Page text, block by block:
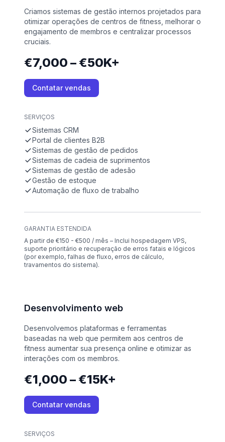
Criamos sistemas de gestão internos projetados para
otimizar operações de centros de fitness, melhorar o
engajamento de membros e centralizar processos
cruciais.
€7,000 – €50K+
Contatar vendas
SERVIÇOS
Sistemas CRM
Portal de clientes B2B
Sistemas de gestão de pedidos
Sistemas de cadeia de suprimentos
Sistemas de gestão de adesão
Gestão de estoque
Automação de fluxo de trabalho
GARANTIA ESTENDIDA
A partir de €150 - €500 / mês – Inclui hospedagem VPS,
suporte prioritário e recuperação de erros fatais e lógicos
(por exemplo, falhas de fluxo, erros de cálculo,
travamentos do sistema).
Desenvolvimento web
Desenvolvemos plataformas e ferramentas
baseadas na web que permitem aos centros de
fitness aumentar sua presença online e otimizar as
interações com os membros.
€1,000 – €15K+
Contatar vendas
SERVIÇOS